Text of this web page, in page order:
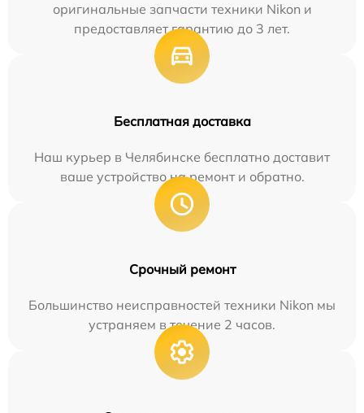
оригинальные запчасти техники Nikon и
предоставляет гарантию до 3 лет.
Бесплатная доставка
Наш курьер в Челябинске бесплатно доставит
ваше устройство на ремонт и обратно.
Срочный ремонт
Большинство неисправностей техники Nikon мы
устраняем в течение 2 часов.